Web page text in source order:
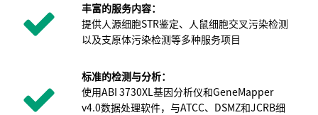
丰富的服务内容：
提供人源细胞STR鉴定、人鼠细胞交叉污染检测
以及支原体污染检测等多种服务项目
标准的检测与分析：
使用ABI 3730XL基因分析仪和GeneMapper
v4.0数据处理软件，与ATCC、DSMZ和JCRB细